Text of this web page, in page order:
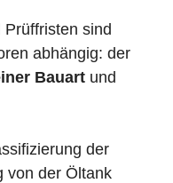
sind
abhängig: der
Bauart und
der
von der Öltank